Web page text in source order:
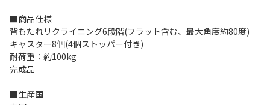
■商品仕様
背もたれリクライニング6段階(フラット含む、最大角度約80度)
キャスター8個(4個ストッパー付き)
耐荷重：約100kg
完成品
■生産国